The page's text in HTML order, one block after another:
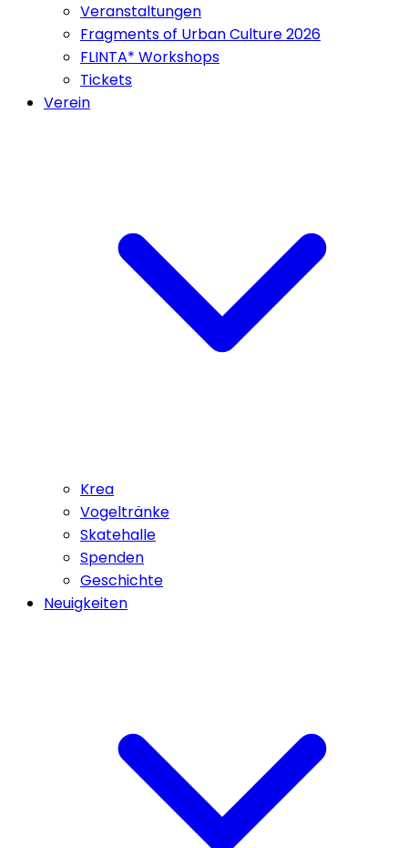
Veranstaltungen
Fragments of Urban Culture 2026
FLINTA* Workshops
Tickets
Verein
Krea
Vogeltränke
Skatehalle
Spenden
Geschichte
Neuigkeiten